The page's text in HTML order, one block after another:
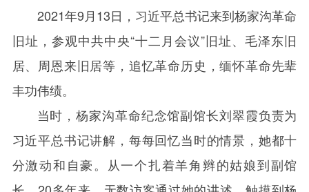
2021年9月13日，习近平总书记来到杨家沟革命
旧址，参观中共中央“十二月会议”旧址、毛泽东旧
居、周恩来旧居等，追忆革命历史，缅怀革命先辈
丰功伟绩。
当时，杨家沟革命纪念馆副馆长刘翠霞负责为
习近平总书记讲解，每每回忆当时的情景，她都十
分激动和自豪。从一个扎着羊角辫的姑娘到副馆